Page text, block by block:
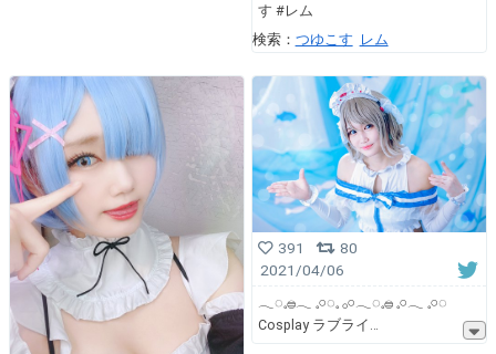
す #レム
検索： つゆこす レム
391
80
2021/04/06
𓂃◌𓈒𓐍𓂃 𓈒𓏸◌𓈒 𓂂𓏸𓂃◌𓈒𓐍 𓈒𓏸𓂃 𓈒𓏸◌
Cosplay ラブライ